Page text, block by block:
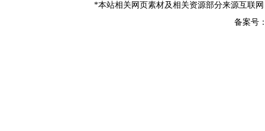
*本站相关网页素材及相关资源部分来源互联
备案号